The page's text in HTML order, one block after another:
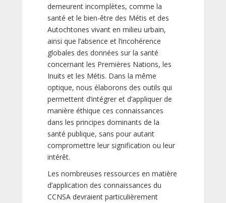
demeurent incomplètes, comme la
santé et le bien-être des Métis et des
Autochtones vivant en milieu urbain,
ainsi que l’absence et l’incohérence
globales des données sur la santé
concernant les Premières Nations, les
Inuits et les Métis. Dans la même
optique, nous élaborons des outils qui
permettent d’intégrer et d’appliquer de
manière éthique ces connaissances
dans les principes dominants de la
santé publique, sans pour autant
compromettre leur signification ou leur
intérêt.
Les nombreuses ressources en matière
d’application des connaissances du
CCNSA devraient particulièrement